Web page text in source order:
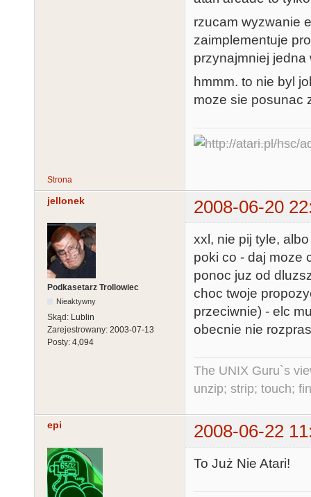
rzucam wyzwanie
zaimplementuje
przynajmniej jedna
hmmm. to nie byl
moze sie posunac
Strona
jellonek 2008-06-20
Podkasetarz Trollowiec
Nieaktywny
Skąd: Lublin
Zarejestrowany: 2003-07-13
Posty: 4,094
xxl, nie pij tyle,
poki co - daj moze
ponoc juz od
choc twoje
przeciwnie) - elc
obecnie nie
The UNIX Guru`s
unzip; strip; touch;
epi 2008-06-22
To Już Nie Atari!